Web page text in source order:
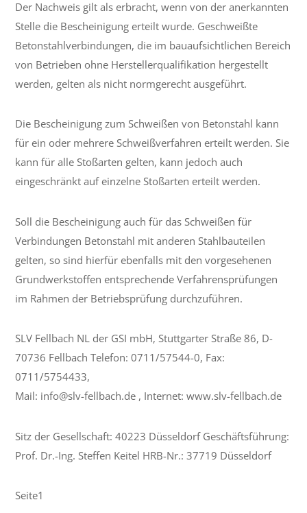
Der Nachweis gilt als erbracht, wenn von der anerkannten
Stelle die Bescheinigung erteilt wurde. Geschweißte
Betonstahlverbindungen, die im bauaufsichtlichen Bereich
von Betrieben ohne Herstellerqualifikation hergestellt
werden, gelten als nicht normgerecht ausgeführt.
Die Bescheinigung zum Schweißen von Betonstahl kann
für ein oder mehrere Schweißverfahren erteilt werden. Sie
kann für alle Stoßarten gelten, kann jedoch auch
eingeschränkt auf einzelne Stoßarten erteilt werden.
Soll die Bescheinigung auch für das Schweißen für
Verbindungen Betonstahl mit anderen Stahlbauteilen
gelten, so sind hierfür ebenfalls mit den vorgesehenen
Grundwerkstoffen entsprechende Verfahrensprüfungen
im Rahmen der Betriebsprüfung durchzuführen.
SLV Fellbach NL der GSI mbH, Stuttgarter Straße 86, D-
70736 Fellbach Telefon: 0711/57544-0, Fax:
0711/5754433,
Mail: info@slv-fellbach.de , Internet: www.slv-fellbach.de
Sitz der Gesellschaft: 40223 Düsseldorf Geschäftsführung:
Prof. Dr.-Ing. Steffen Keitel HRB-Nr.: 37719 Düsseldorf
Seite1